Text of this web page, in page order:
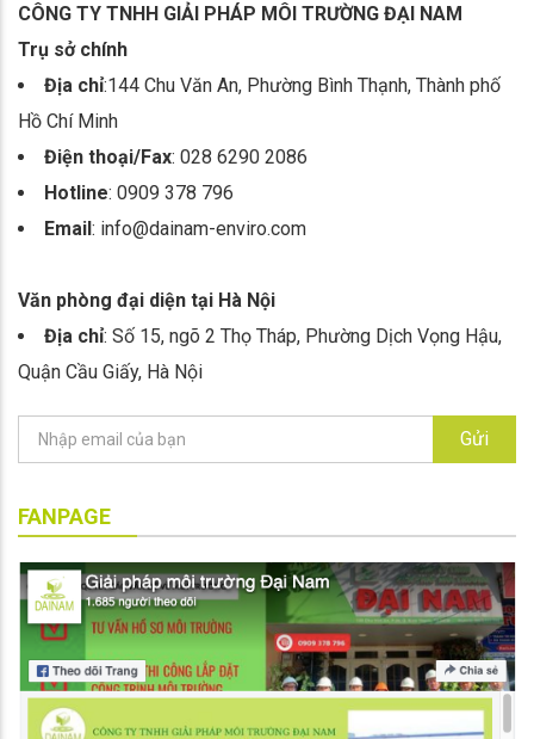
CÔNG TY TNHH GIẢI PHÁP MÔI TRƯỜNG ĐẠI NAM
Trụ sở chính
Địa chỉ:144 Chu Văn An, Phường Bình Thạnh, Thành phố
Hồ Chí Minh
Điện thoại/Fax: 028 6290 2086
Hotline: 0909 378 796
Email: info@dainam-enviro.com
Văn phòng đại diện tại Hà Nội
Địa chỉ: Số 15, ngõ 2 Thọ Tháp, Phường Dịch Vọng Hậu,
Quận Cầu Giấy, Hà Nội
Gửi
FANPAGE